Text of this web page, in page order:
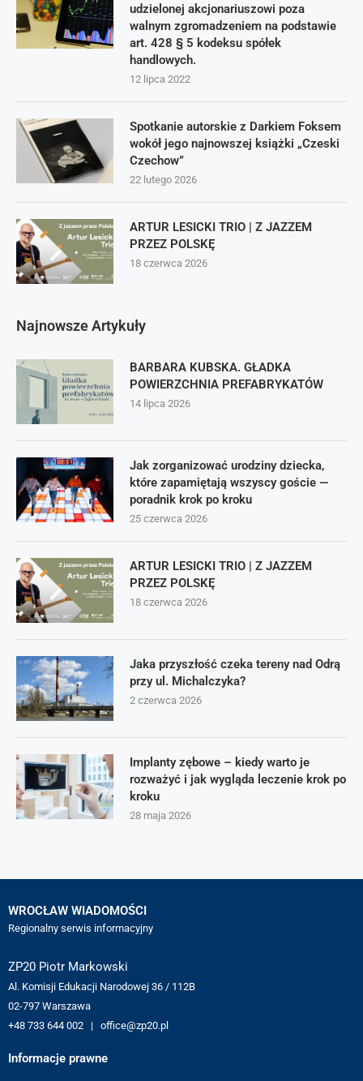
udzielonej akcjonariuszowi poza
walnym zgromadzeniem na podstawie
art. 428 § 5 kodeksu spółek
handlowych.
12 lipca 2022
Spotkanie autorskie z Darkiem Foksem
wokół jego najnowszej książki „Czeski
Czechow”
22 lutego 2026
ARTUR LESICKI TRIO | Z JAZZEM
PRZEZ POLSKĘ
18 czerwca 2026
Najnowsze Artykuły
BARBARA KUBSKA. GŁADKA
POWIERZCHNIA PREFABRYKATÓW
14 lipca 2026
Jak zorganizować urodziny dziecka,
które zapamiętają wszyscy goście —
poradnik krok po kroku
25 czerwca 2026
ARTUR LESICKI TRIO | Z JAZZEM
PRZEZ POLSKĘ
18 czerwca 2026
Jaka przyszłość czeka tereny nad Odrą
przy ul. Michalczyka?
2 czerwca 2026
Implanty zębowe – kiedy warto je
rozważyć i jak wygląda leczenie krok po
kroku
28 maja 2026
WROCŁAW WIADOMOŚCI
Regionalny serwis informacyjny
ZP20 Piotr Markowski
Al. Komisji Edukacji Narodowej 36 / 112B
02-797 Warszawa
+48 733 644 002 | office@zp20.pl
Informacje prawne